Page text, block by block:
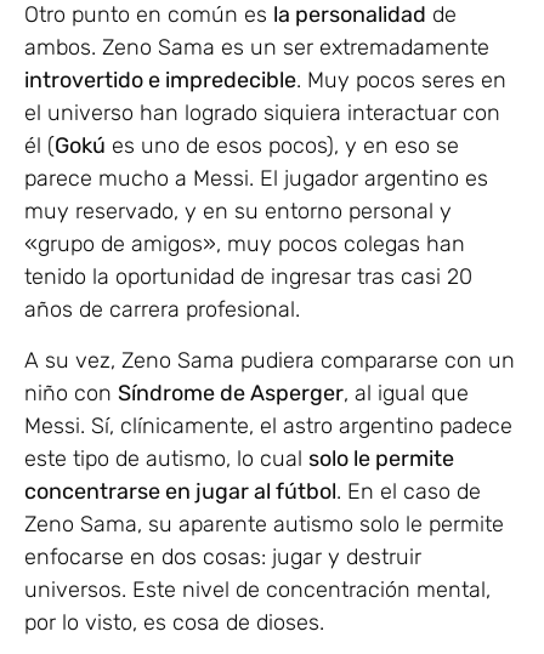
Otro punto en común es la personalidad de
ambos. Zeno Sama es un ser extremadamente
introvertido e impredecible. Muy pocos seres en
el universo han logrado siquiera interactuar con
él (Gokú es uno de esos pocos), y en eso se
parece mucho a Messi. El jugador argentino es
muy reservado, y en su entorno personal y
«grupo de amigos», muy pocos colegas han
tenido la oportunidad de ingresar tras casi 20
años de carrera profesional.
A su vez, Zeno Sama pudiera compararse con un
niño con Síndrome de Asperger, al igual que
Messi. Sí, clínicamente, el astro argentino padece
este tipo de autismo, lo cual solo le permite
concentrarse en jugar al fútbol. En el caso de
Zeno Sama, su aparente autismo solo le permite
enfocarse en dos cosas: jugar y destruir
universos. Este nivel de concentración mental,
por lo visto, es cosa de dioses.